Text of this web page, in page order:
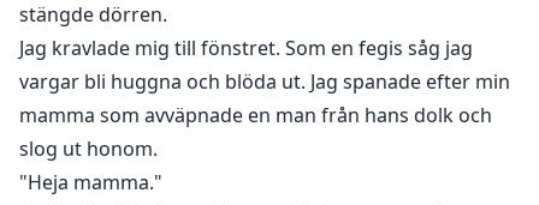
stängde dörren.
Jag kravlade mig till fönstret. Som en fegis såg jag
vargar bli huggna och blöda ut. Jag spanade efter min
mamma som avväpnade en man från hans dolk och
slog ut honom.
"Heja mamma."